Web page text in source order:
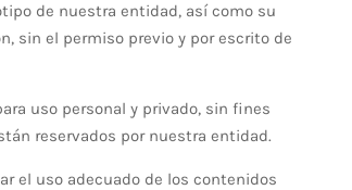
de nuestra entidad, así como su
sin el permiso previo y por escrito de
uso personal y privado, sin fines
reservados por nuestra entidad.
el uso adecuado de los contenidos